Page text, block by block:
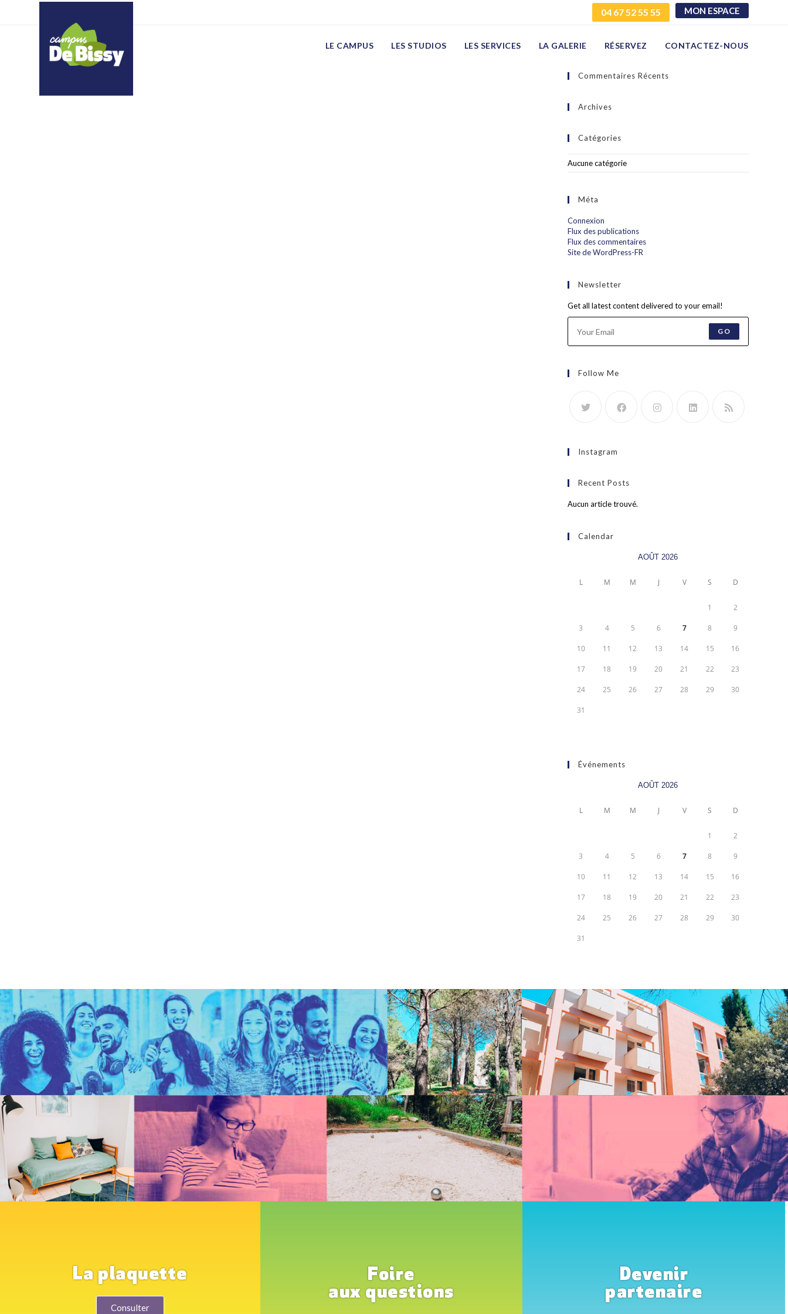
04 67 52 55 55 MON ESPACE
LE CAMPUS LES STUDIOS LES SERVICES LA GALERIE RÉSERVEZ CONTACTEZ-NOUS
uzqhimnjvy srskdsdqgo
Commentaires Récents
Archives
Catégories
Aucune catégorie
Méta
Connexion
Flux des publications
Flux des commentaires
Site de WordPress-FR
Newsletter
Get all latest content delivered to your email!
GO
Follow Me
Instagram
Recent Posts
Aucun article trouvé.
Calendar
AOÛT 2026
L M M J V S D
1 2
3 4 5 6 7 8 9
10 11 12 13 14 15 16
17 18 19 20 21 22 23
24 25 26 27 28 29 30
31
Événements
AOÛT 2026
L M M J V S D
1 2
3 4 5 6 7 8 9
10 11 12 13 14 15 16
17 18 19 20 21 22 23
24 25 26 27 28 29 30
31
La plaquette
Consulter
Foire
aux questions
Devenir
partenaire